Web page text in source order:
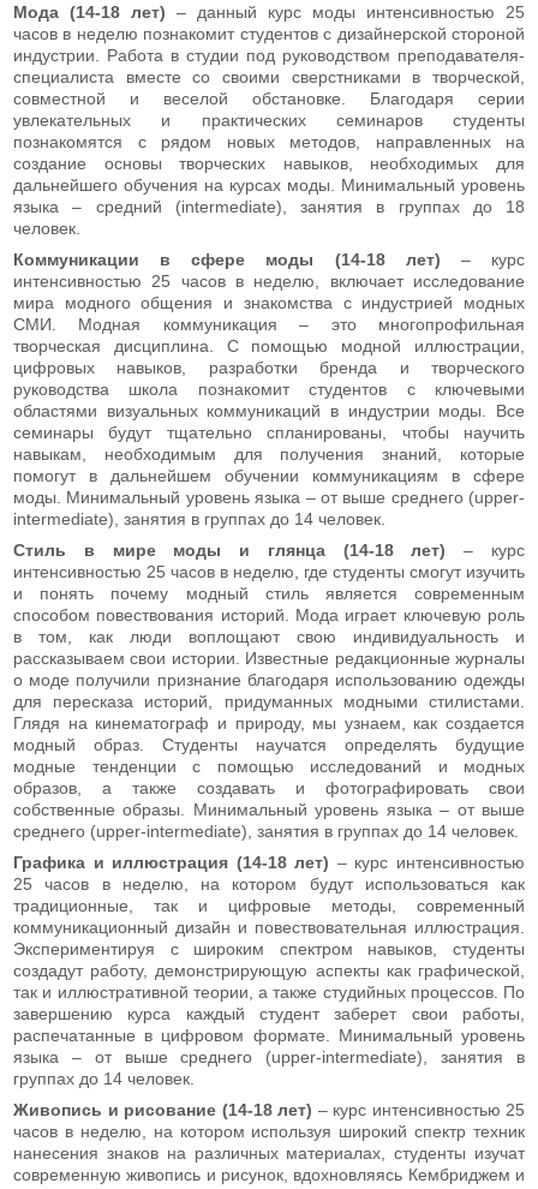
Мода (14-18 лет) – данный курс моды интенсивностью 25
часов в неделю познакомит студентов с дизайнерской стороной
индустрии. Работа в студии под руководством преподавателя-
специалиста вместе со своими сверстниками в творческой,
совместной и веселой обстановке. Благодаря серии
увлекательных и практических семинаров студенты
познакомятся с рядом новых методов, направленных на
создание основы творческих навыков, необходимых для
дальнейшего обучения на курсах моды. Минимальный уровень
языка – средний (intermediate), занятия в группах до 18
человек.
Коммуникации в сфере моды (14-18 лет) – курс
интенсивностью 25 часов в неделю, включает исследование
мира модного общения и знакомства с индустрией модных
СМИ. Модная коммуникация – это многопрофильная
творческая дисциплина. С помощью модной иллюстрации,
цифровых навыков, разработки бренда и творческого
руководства школа познакомит студентов с ключевыми
областями визуальных коммуникаций в индустрии моды. Все
семинары будут тщательно спланированы, чтобы научить
навыкам, необходимым для получения знаний, которые
помогут в дальнейшем обучении коммуникациям в сфере
моды. Минимальный уровень языка – от выше среднего (upper-
intermediate), занятия в группах до 14 человек.
Стиль в мире моды и глянца (14-18 лет)– курс
интенсивностью 25 часов в неделю, где студенты смогут изучить
и понять почему модный стиль является современным
способом повествования историй. Мода играет ключевую роль
в том, как люди воплощают свою индивидуальность и
рассказываем свои истории. Известные редакционные журналы
о моде получили признание благодаря использованию одежды
для пересказа историй, придуманных модными стилистами.
Глядя на кинематограф и природу, мы узнаем, как создается
модный образ. Студенты научатся определять будущие
модные тенденции с помощью исследований и модных
образов, а также создавать и фотографировать свои
собственные образы. Минимальный уровень языка – от выше
среднего (upper-intermediate), занятия в группах до 14 человек.
Графика и иллюстрация (14-18 лет) – курс интенсивностью
25 часов в неделю, на котором будут использоваться как
традиционные, так и цифровые методы, современный
коммуникационный дизайн и повествовательная иллюстрация.
Экспериментируя с широким спектром навыков, студенты
создадут работу, демонстрирующую аспекты как графической,
так и иллюстративной теории, а также студийных процессов. По
завершению курса каждый студент заберет свои работы,
распечатанные в цифровом формате. Минимальный уровень
языка – от выше среднего (upper-intermediate), занятия в
группах до 14 человек.
Живопись и рисование (14-18 лет) – курс интенсивностью 25
часов в неделю, на котором используя широкий спектр техник
нанесения знаков на различных материалах, студенты изучат
современную живопись и рисунок, вдохновляясь Кембриджем и